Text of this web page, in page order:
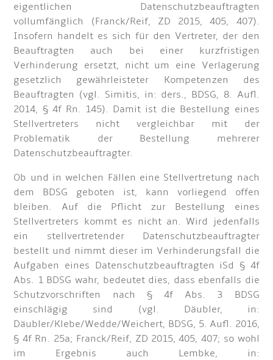
eigentlichen Datenschutzbeauftragten
vollumfänglich (Franck/Reif, ZD 2015, 405, 407).
Insofern handelt es sich für den Vertreter, der den
Beauftragten auch bei einer kurzfristigen
Verhinderung ersetzt, nicht um eine Verlagerung
gesetzlich gewährleisteter Kompetenzen des
Beauftragten (vgl. Simitis, in: ders., BDSG, 8. Aufl.
2014, § 4f Rn. 145). Damit ist die Bestellung eines
Stellvertreters nicht vergleichbar mit der
Problematik der Bestellung mehrerer
Datenschutzbeauftragter.
Ob und in welchen Fällen eine Stellvertretung nach
dem BDSG geboten ist, kann vorliegend offen
bleiben. Auf die Pflicht zur Bestellung eines
Stellvertreters kommt es nicht an. Wird jedenfalls
ein stellvertretender Datenschutzbeauftragter
bestellt und nimmt dieser im Verhinderungsfall die
Aufgaben eines Datenschutzbeauftragten iSd § 4f
Abs. 1 BDSG wahr, bedeutet dies, dass ebenfalls die
Schutzvorschriften nach § 4f Abs. 3 BDSG
einschlägig sind (vgl. Däubler, in:
Däubler/Klebe/Wedde/Weichert, BDSG, 5. Aufl. 2016,
§ 4f Rn. 25a; Franck/Reif, ZD 2015, 405, 407; so wohl
im Ergebnis auch Lembke, in: